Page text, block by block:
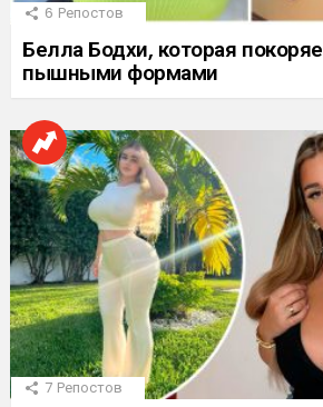
6 Репостов
Белла Бодхи, которая
пышными формами
7 Репостов